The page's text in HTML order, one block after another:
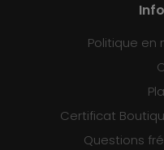
Politique en
Certificat
Questions